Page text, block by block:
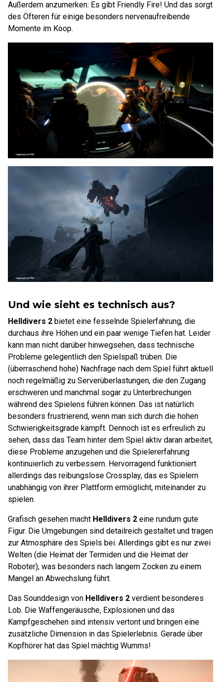
Außerdem anzumerken: Es gibt Friendly Fire! Und das sorgt
des Öfteren für einige besonders nervenaufreibende
Momente im Koop.
Und wie sieht es technisch aus?
Helldivers 2 bietet eine fesselnde Spielerfahrung, die
durchaus ihre Höhen und ein paar wenige Tiefen hat. Leider
kann man nicht darüber hinwegsehen, dass technische
Probleme gelegentlich den Spielspaß trüben. Die
(überraschend hohe) Nachfrage nach dem Spiel führt aktuell
noch regelmäßig zu Serverüberlastungen, die den Zugang
erschweren und manchmal sogar zu Unterbrechungen
während des Spielens führen können. Das ist natürlich
besonders frustrierend, wenn man sich durch die hohen
Schwierigkeitsgrade kämpft. Dennoch ist es erfreulich zu
sehen, dass das Team hinter dem Spiel aktiv daran arbeitet,
diese Probleme anzugehen und die Spielererfahrung
kontinuierlich zu verbessern. Hervorragend funktioniert
allerdings das reibungslose Crossplay, das es Spielern
unabhängig von ihrer Plattform ermöglicht, miteinander zu
spielen.
Grafisch gesehen macht Helldivers 2 eine rundum gute
Figur. Die Umgebungen sind detailreich gestaltet und tragen
zur Atmosphäre des Spiels bei. Allerdings gibt es nur zwei
Welten (die Heimat der Termiden und die Heimat der
Roboter), was besonders nach langem Zocken zu einem
Mangel an Abwechslung führt.
Das Sounddesign von Helldivers 2 verdient besonderes
Lob. Die Waffengeräusche, Explosionen und das
Kampfgeschehen sind intensiv vertont und bringen eine
zusätzliche Dimension in das Spielerlebnis. Gerade über
Kopfhörer hat das Spiel mächtig Wumms!